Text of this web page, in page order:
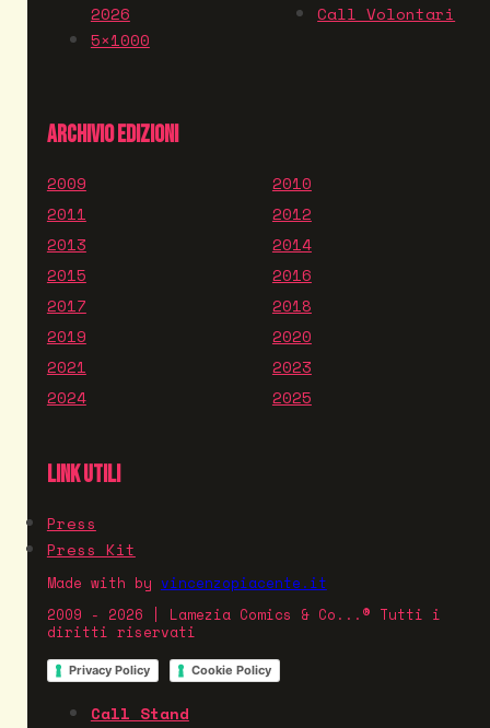
2026
5×1000
Call Volontari
ARCHIVIO EDIZIONI
2009
2010
2011
2012
2013
2014
2015
2016
2017
2018
2019
2020
2021
2023
2024
2025
LINK UTILI
Press
Press Kit
Made with by vincenzopiacente.it
2009 - 2026 | Lamezia Comics & Co...® Tutti i
diritti riservati
Privacy Policy Cookie Policy
Call Stand